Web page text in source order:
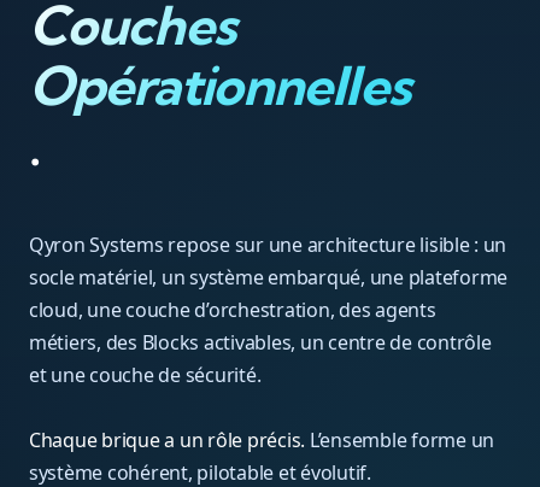
Couches
Opérationnelles
.
Qyron Systems repose sur une architecture lisible : un
socle matériel, un système embarqué, une plateforme
cloud, une couche d’orchestration, des agents
métiers, des Blocks activables, un centre de contrôle
et une couche de sécurité.
Chaque brique a un rôle précis. L’ensemble forme un
système cohérent, pilotable et évolutif.